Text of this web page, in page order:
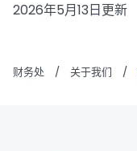
2026年5月13日更新
财务处 / 关于我们 /